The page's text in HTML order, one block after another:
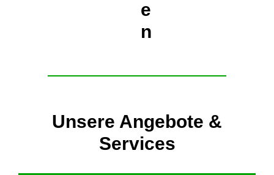
e
n
Unsere Angebote &
Services